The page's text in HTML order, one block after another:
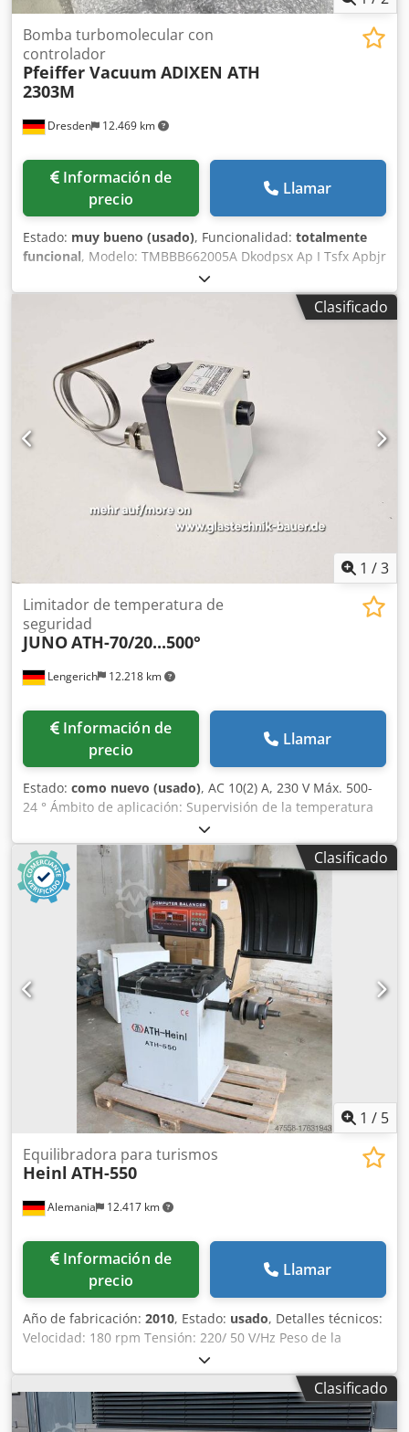
Dresden 12.469 km
Bomba turbomolecular con
controlador
Pfeiffer Vacuum ADIXEN ATH
2303M
Información de
precio
Llamar
Estado: muy bueno (usado), Funcionalidad: totalmente
funcional, Modelo: TMBBB662005A Dkodpsx Ap I Tsfx Apbjr
Modelo de bomba: TMB10662005A Tipo de bomba: ADIXEN
ATH2303M Modelo de controlador: 123744 Tipo de
controlador: OBCV4 PROF IP54 Firmware: Vi 3.01.00 / Vv
funcionamiento de la bomba: aprox. 25.000 h
Clasificado
1 /3
Lengerich 12.218 km
Limitador de temperatura de
seguridad
JUNOATH-70/20...500°
Información de
precio
Llamar
Estado: como nuevo (usado), AC 10(2) A, 230 V Máx. 500-
24 ° Ámbito de aplicación: Supervisión de la temperatura
Ancho: 67 mm Alto: 100 mm Dodpjzd S Sqofx Apbskr
Profundidad: 120 mm Peso: 426 g Estado: Como nuevo
Clasificado
1 / 5
Alemania 12.417 km
Equilibradora para turismos
Heinl ATH-550
Información de
precio
Llamar
Año de fabricación: 2010, Estado: usado, Detalles técnicos:
Velocidad: 180 rpm Tensión: 220/ 50 V/Hz Peso de la
máquina aprox.: 150 kg Dimensiones de la máquina aprox.
LxAnxAl: 1,2 x 0,8 x 1,3 m Potencia total necesaria: 550 kW
Equilibradora de neumáticos para coches Dkjdpfx Aou Ic
Aiepber El proceso de equilibrado es automático con
Clasificado